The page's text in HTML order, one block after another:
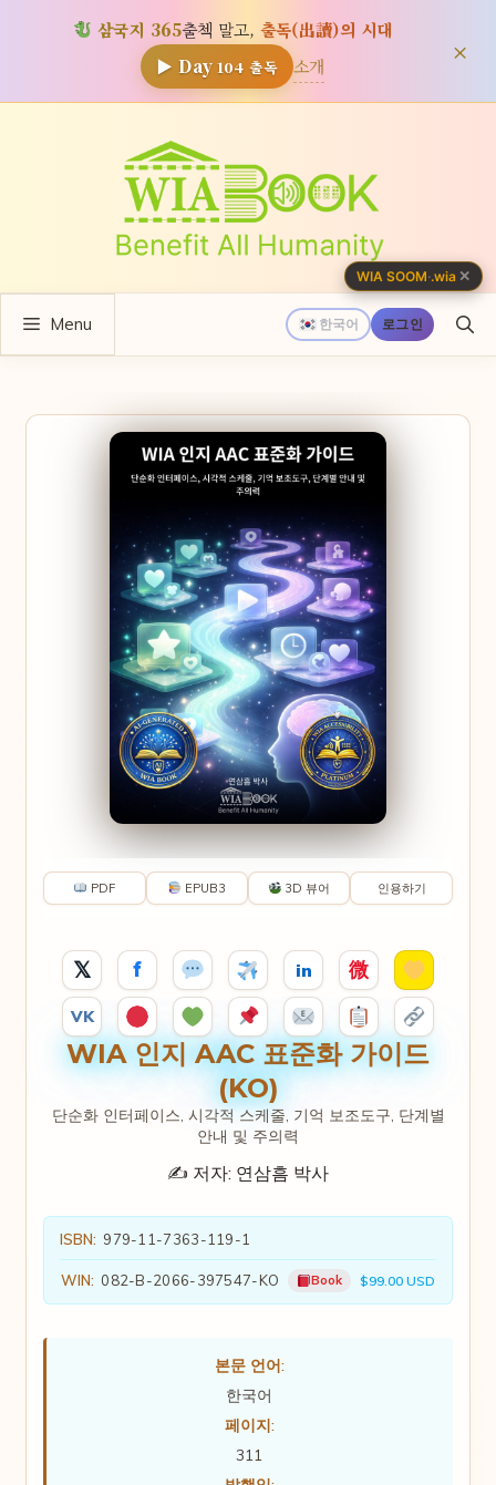
삼국지 365출첵 말고, 출독(出讀)의 시대
▶ Day104 출독 소개 ×
뛰
한국어 로그인
Menu
PDF EPUB3 3D 뷰어 인용하기
𝕏 f in 微
VK
WIA 인지 AAC 표준화 가이드
(KO)
단순화 인터페이스, 시각적 스케줄, 기억 보조도구, 단계별
안내 및 주의력
✍️ 저자: 연삼흠 박사
ISBN: 979-11-7363-119-1
WIN: 082-B-2066-397547-KO Book $99.00 USD
본문 언어:
한국어
페이지:
311
WIA SOOM·.wia ✕